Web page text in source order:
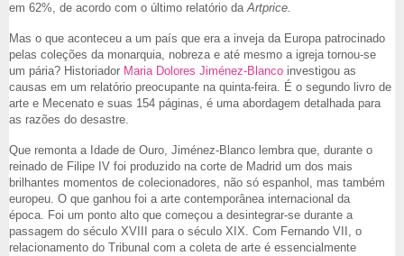
em 62%, de acordo com o último relatório daArtprice.
Mas o que aconteceu a um país que era a inveja da Europa patrocinado
pelas coleções da monarquia, nobreza e até mesmo a igreja tornou-se
um pária? Historiador Maria Dolores Jiménez-Blanco investigou as
causas em um relatório preocupante na quinta-feira. É o segundo livro de
arte e Mecenato e suas 154 páginas, é uma abordagem detalhada para
as razões do desastre.
Que remonta a Idade de Ouro, Jiménez-Blanco lembra que, durante o
reinado de Filipe IV foi produzido na corte de Madrid um dos mais
brilhantes momentos de colecionadores, não só espanhol, mas também
europeu. O que ganhou foi a arte contemporânea internacional da
época. Foi um ponto alto que começou a desintegrar-se durante a
passagem do século XVIII para o século XIX. Com Fernando VII, o
relacionamento do Tribunal com a coleta de arte é essencialmente